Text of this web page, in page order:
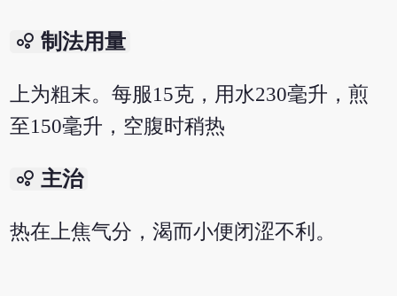
bubble_chart 制法用量
上为粗末。每服15克，用水230毫升，煎
至150毫升，空腹时稍热
bubble_chart 主治
热在上焦气分，渴而小便闭涩不利。